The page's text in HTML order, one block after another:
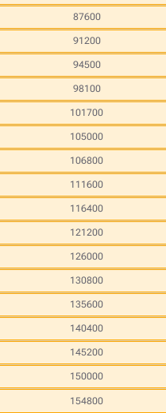
87600
91200
94500
98100
101700
105000
106800
111600
116400
121200
126000
130800
135600
140400
145200
150000
154800